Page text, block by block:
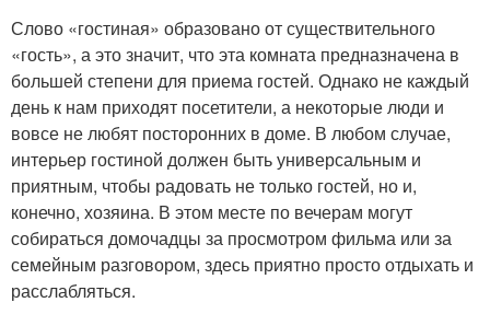
Слово «гостиная» образовано от существительного
«гость», а это значит, что эта комната предназначена в
большей степени для приема гостей. Однако не каждый
день к нам приходят посетители, а некоторые люди и
вовсе не любят посторонних в доме. В любом случае,
интерьер гостиной должен быть универсальным и
приятным, чтобы радовать не только гостей, но и,
конечно, хозяина. В этом месте по вечерам могут
собираться домочадцы за просмотром фильма или за
семейным разговором, здесь приятно просто отдыхать и
расслабляться.